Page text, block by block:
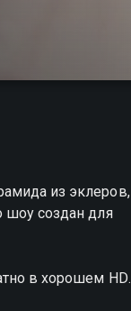
из эклеров,
шоу создан для
в хорошем HD